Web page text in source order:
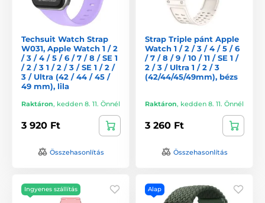
Techsuit Watch Strap
W031, Apple Watch 1 / 2
/ 3 / 4 / 5 / 6 / 7 / 8 / SE 1
/ 2 / 3 1 / 2 / 3 / SE 1 / 2 /
3 / Ultra (42 / 44 / 45 /
49 mm), lila
Raktáron, kedden 8. 11. Önnél
3 920 Ft
Összehasonlítás
Strap Triple pánt Apple
Watch 1 / 2 / 3 / 4 / 5 / 6
/ 7 / 8 / 9 / 10 / 11 / SE 1 /
2 / 3 / Ultra 1 / 2 / 3
(42/44/45/49mm), bézs
Raktáron, kedden 8. 11. Önnél
3 260 Ft
Összehasonlítás
Ingyenes szállítás Alap